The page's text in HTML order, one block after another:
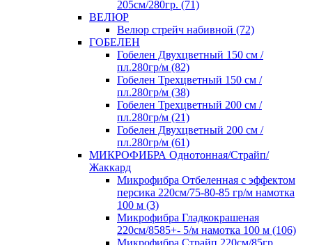
205см/280гр. (71)
ВЕЛЮР
Велюр стрейч набивной (72)
ГОБЕЛЕН
Гобелен Двухцветный 150 см /
пл.280гр/м (82)
Гобелен Трехцветный 150 см /
пл.280гр/м (38)
Гобелен Трехцветный 200 см /
пл.280гр/м (21)
Гобелен Двухцветный 200 см /
пл.280гр/м (61)
МИКРОФИБРА Однотонная/Страйп/
Жаккард
Микрофибра Отбеленная с эффектом
персика 220см/75-80-85 гр/м намотка
100 м (3)
Микрофибра Гладкокрашеная
220см/8585+- 5/м намотка 100 м (106)
Микрофибра Страйп 220см/85гр